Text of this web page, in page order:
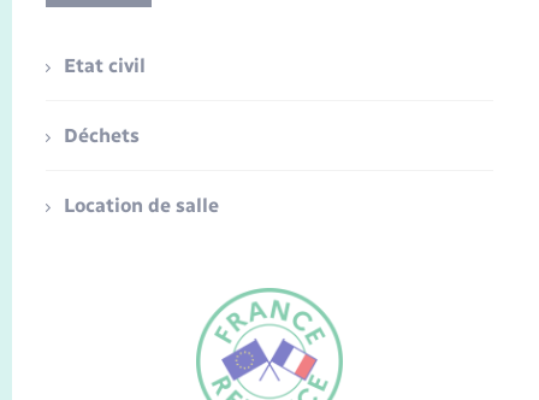
Etat civil
Déchets
Location de salle